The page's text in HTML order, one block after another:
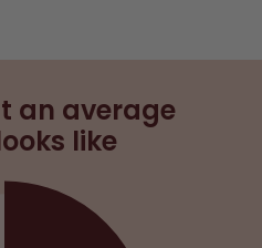
an average
like